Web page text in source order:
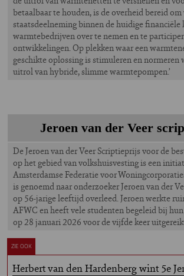
betaalbaar te houden, is de overheid bereid om
staatsdeelneming binnen de huidige financiële
warmtebedrijven over te nemen en te
ontwikkelingen. Op plekken waar een
geschikte oplossing is stimuleren en normeren
uitrol van hybride, slimme warmtepompen.’
Jeroen van der Veer
De Jeroen van der Veer Scriptieprijs voor de
op het gebied van volkshuisvesting is een
Amsterdamse Federatie voor
is genoemd naar onderzoeker Jeroen van der
op 56-jarige leeftijd overleed. Jeroen werkte
AFWC en heeft vele studenten begeleid bij
op 28 januari 2026 voor de vijfde keer
ZIE OOK
Herbert van den Hardenberg wint 5e